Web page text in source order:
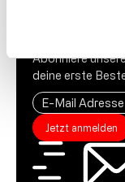
Abonniere
deine erste
Jetzt anmelden